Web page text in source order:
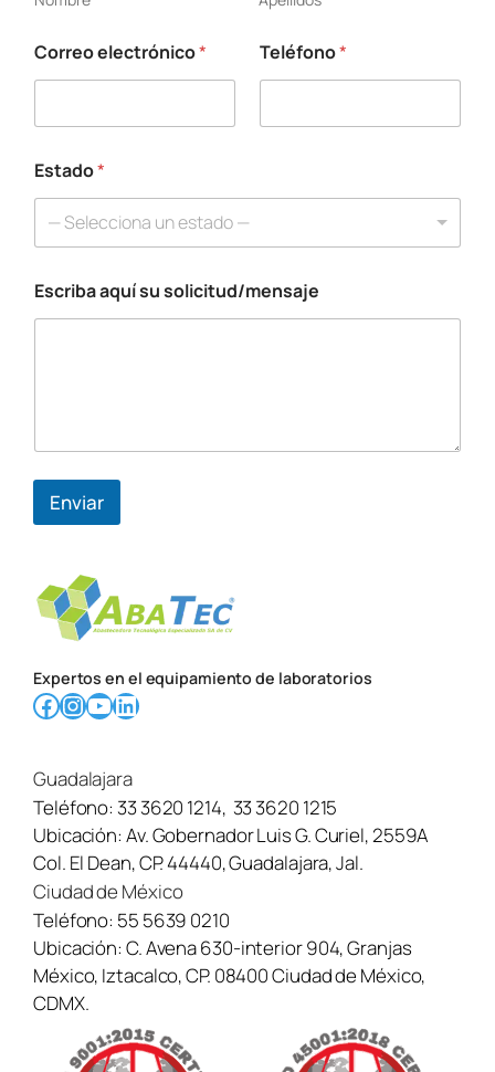
Correo electrónico* Teléfono*
Estado*
— Selecciona un estado —
Escriba aquí su solicitud/mensaje
Enviar
Expertos en el equipamiento de laboratorios
Facebook InstagramYouTube LinkedIn
Guadalajara
Teléfono:33 3620 1214, 33 3620 1215
Ubicación:Av. Gobernador Luis G. Curiel, 2559A
Col. El Dean, CP. 44440, Guadalajara, Jal.
Ciudad de México
Teléfono: 55 5639 0210
Ubicación:C. Avena 630-interior 904, Granjas
México, Iztacalco, CP. 08400 Ciudad de México,
CDMX.